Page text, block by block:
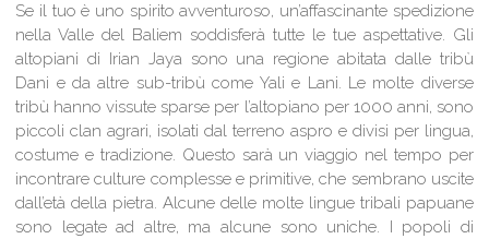
Se il tuo è uno spirito avventuroso, un’affascinante spedizione
nella Valle del Baliem soddisferà tutte le tue aspettative. Gli
altopiani di Irian Jaya sono una regione abitata dalle tribù
Dani e da altre sub-tribù come Yali e Lani. Le molte diverse
tribù hanno vissute sparse per l’altopiano per 1000 anni, sono
piccoli clan agrari, isolati dal terreno aspro e divisi per lingua,
costume e tradizione. Questo sarà un viaggio nel tempo per
incontrare culture complesse e primitive, che sembrano uscite
dall’età della pietra. Alcune delle molte lingue tribali papuane
sono legate ad altre, ma alcune sono uniche. I popoli di